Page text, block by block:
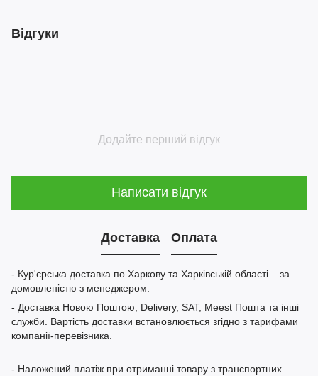
Відгуки
Додайте перший відгук
Написати відгук
Доставка Оплата
- Кур'єрська доставка по Харкову та Харківській області – за
домовленістю з менеджером.
- Доставка Новою Поштою, Delivery, SAT, Meest Пошта та інші
служби. Вартість доставки встановлюється згідно з тарифами
компанії-перевізника.
- Наложений платіж при отриманні товару з транспортних